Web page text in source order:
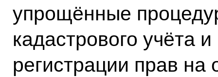
упрощённые
кадастрового учёта
регистрации прав